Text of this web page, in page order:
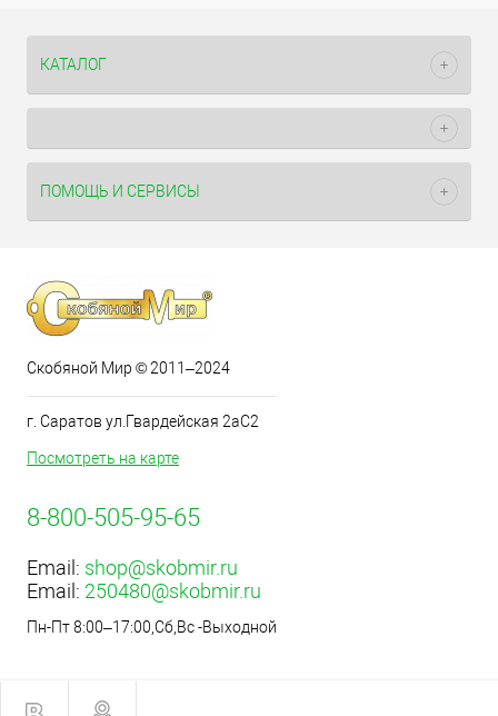
КАТАЛОГ
ПОМОЩЬ И СЕРВИСЫ
Скобяной Мир © 2011–2024
г. Саратов ул.Гвардейская 2аС2
Посмотреть на карте
8-800-505-95-65
Email: shop@skobmir.ru
Email: 250480@skobmir.ru
Пн-Пт 8:00–17:00,Сб,Вс -Выходной